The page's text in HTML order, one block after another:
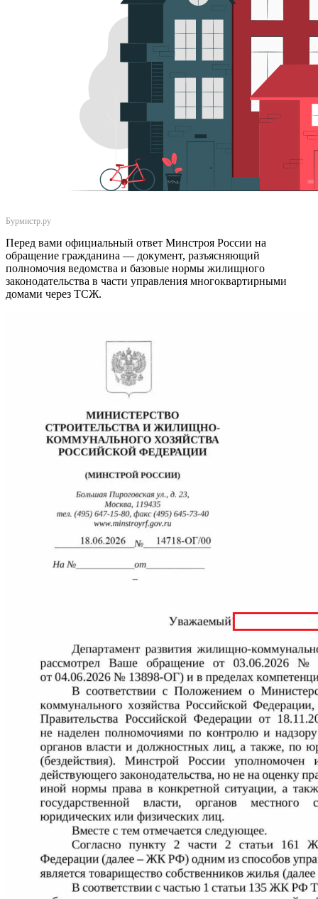
Бурмистр.ру
Перед вами официальный ответ Минстроя России на
обращение гражданина — документ, разъясняющий
полномочия ведомства и базовые нормы жилищного
законодательства в части управления многоквартирными
домами через ТСЖ.